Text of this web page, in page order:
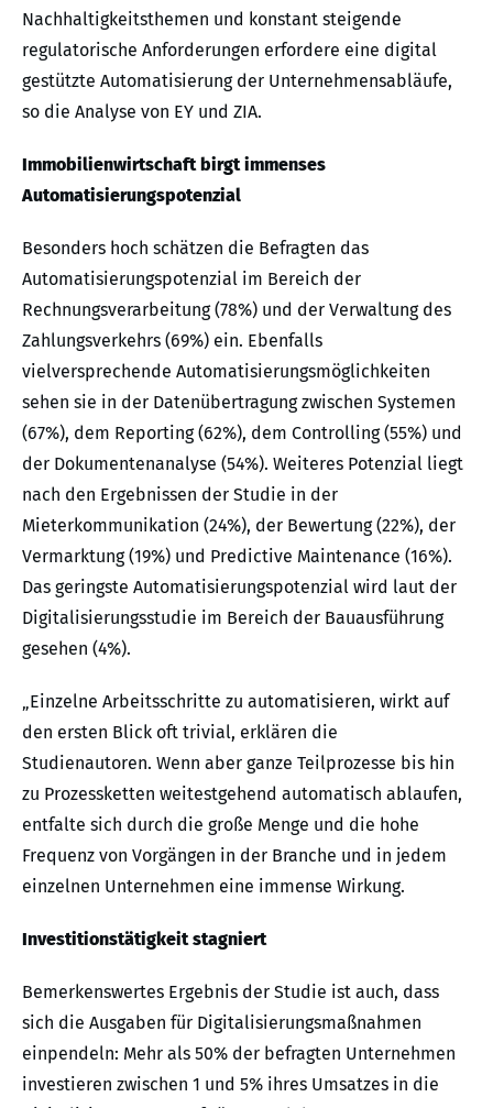
Nachhaltigkeitsthemen und konstant steigende
regulatorische Anforderungen erfordere eine digital
gestützte Automatisierung der Unternehmensabläufe,
so die Analyse von EY und ZIA.
Immobilienwirtschaft birgt immenses
Automatisierungspotenzial
Besonders hoch schätzen die Befragten das
Automatisierungspotenzial im Bereich der
Rechnungsverarbeitung (78%) und der Verwaltung des
Zahlungsverkehrs (69%) ein. Ebenfalls
vielversprechende Automatisierungsmöglichkeiten
sehen sie in der Datenübertragung zwischen Systemen
(67%), dem Reporting (62%), dem Controlling (55%) und
der Dokumentenanalyse (54%). Weiteres Potenzial liegt
nach den Ergebnissen der Studie in der
Mieterkommunikation (24%), der Bewertung (22%), der
Vermarktung (19%) und Predictive Maintenance (16%).
Das geringste Automatisierungspotenzial wird laut der
Digitalisierungsstudie im Bereich der Bauausführung
gesehen (4%).
„Einzelne Arbeitsschritte zu automatisieren, wirkt auf
den ersten Blick oft trivial, erklären die
Studienautoren. Wenn aber ganze Teilprozesse bis hin
zu Prozessketten weitestgehend automatisch ablaufen,
entfalte sich durch die große Menge und die hohe
Frequenz von Vorgängen in der Branche und in jedem
einzelnen Unternehmen eine immense Wirkung.
Investitionstätigkeit stagniert
Bemerkenswertes Ergebnis der Studie ist auch, dass
sich die Ausgaben für Digitalisierungsmaßnahmen
einpendeln: Mehr als 50% der befragten Unternehmen
investieren zwischen 1 und 5% ihres Umsatzes in die